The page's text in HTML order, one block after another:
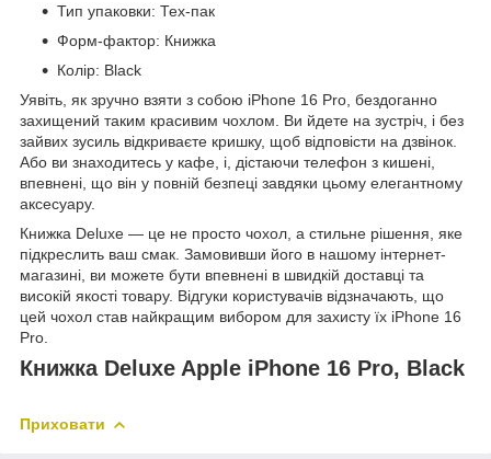
Тип упаковки: Тех-пак
Форм-фактор: Книжка
Колір: Black
Уявіть, як зручно взяти з собою iPhone 16 Pro, бездоганно
захищений таким красивим чохлом. Ви йдете на зустріч, і без
зайвих зусиль відкриваєте кришку, щоб відповісти на дзвінок.
Або ви знаходитесь у кафе, і, дістаючи телефон з кишені,
впевнені, що він у повній безпеці завдяки цьому елегантному
аксесуару.
Книжка Deluxe — це не просто чохол, а стильне рішення, яке
підкреслить ваш смак. Замовивши його в нашому інтернет-
магазині, ви можете бути впевнені в швидкій доставці та
високій якості товару. Відгуки користувачів відзначають, що
цей чохол став найкращим вибором для захисту їх iPhone 16
Pro.
Книжка Deluxe Apple iPhone 16 Pro, Black
Приховати